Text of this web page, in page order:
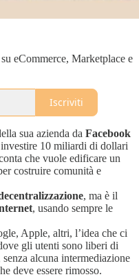
eCommerce, Marketplace e
Iscriviti
sua azienda da Facebook
10 miliardi di dollari
che vuole edificare un
costruire comunità e
, ma è il
, usando sempre le
Apple, altri, l’idea che ci
gli utenti sono liberi di
alcuna intermediazione
deve essere rimosso.